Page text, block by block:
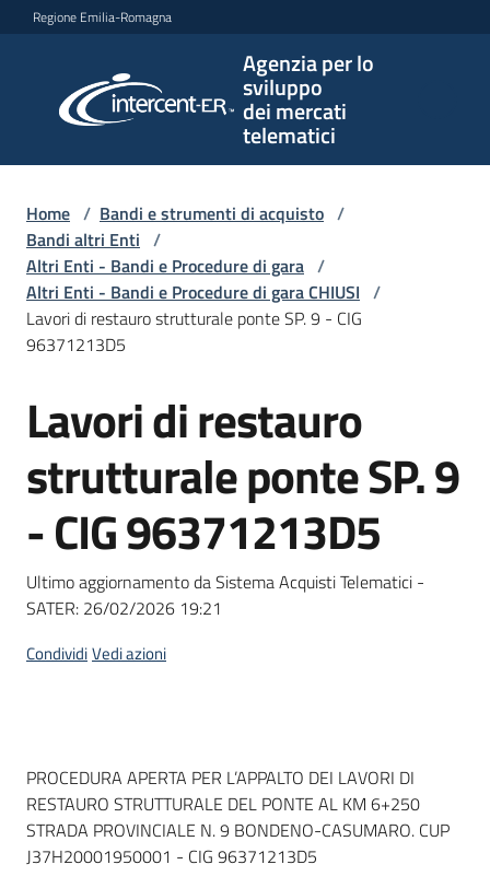
Vai al contenuto
Vai alla navigazione
Vai al footer
Regione Emilia-Romagna
Agenzia per lo
sviluppo
dei mercati
telematici
per lo
sviluppo
telematici
L'Agenzia
Bandi
e
di
Supporto
English
Home / Bandi e strumenti di acquisto /
Bandi altri Enti /
Altri Enti - Bandi e Procedure di gara /
Altri Enti - Bandi e Procedure di gara CHIUSI /
Lavori di restauro strutturale ponte SP. 9 - CIG
96371213D5
Salta al contenuto
Lavori di restauro
strutturale ponte SP. 9
- CIG 96371213D5
Ultimo aggiornamento da Sistema Acquisti Telematici -
SATER: 26/02/2026 19:21
CondividiVedi azioni
Dati del bando
PROCEDURA APERTA PER L’APPALTO DEI LAVORI DI
RESTAURO STRUTTURALE DEL PONTE AL KM 6+250
STRADA PROVINCIALE N. 9 BONDENO-CASUMARO. CUP
J37H20001950001 - CIG 96371213D5